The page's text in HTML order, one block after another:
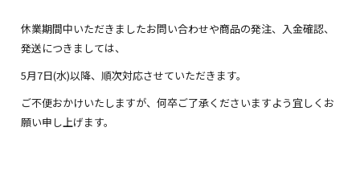
休業期間中いただきましたお問い合わせや商品の発注、入金確認、
発送につきましては、
5月7日(水)以降、順次対応させていただきます。
ご不便おかけいたしますが、何卒ご了承くださいますよう宜しくお
願い申し上げます。